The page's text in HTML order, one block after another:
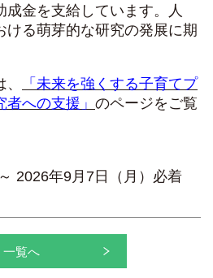
成金を支給しています。人
ける萌芽的な研究の発展に期
「未来を強くする子育てプ
への支援」 のページをご覧
2026年9月7日（月）必着
一覧へ